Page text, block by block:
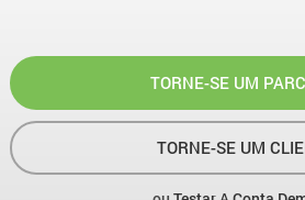
TORNE-SE UM
TORNE-SE UM